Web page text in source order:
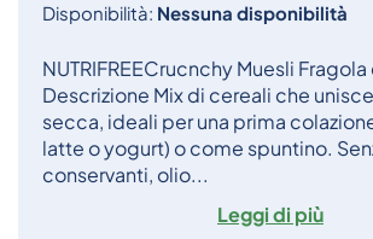
Disponibilità: Nessuna disponibilità
NUTRIFREECrucnchy Muesli
Descrizione Mix di cereali che
secca, ideali per una prima
latte o yogurt) o come spuntino.
conservanti, olio...
Leggi di più